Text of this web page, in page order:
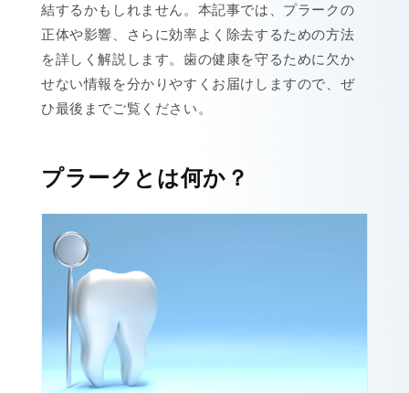
結するかもしれません。本記事では、プラークの
正体や影響、さらに効率よく除去するための方法
を詳しく解説します。歯の健康を守るために欠か
せない情報を分かりやすくお届けしますので、ぜ
ひ最後までご覧ください。
プラークとは何か？